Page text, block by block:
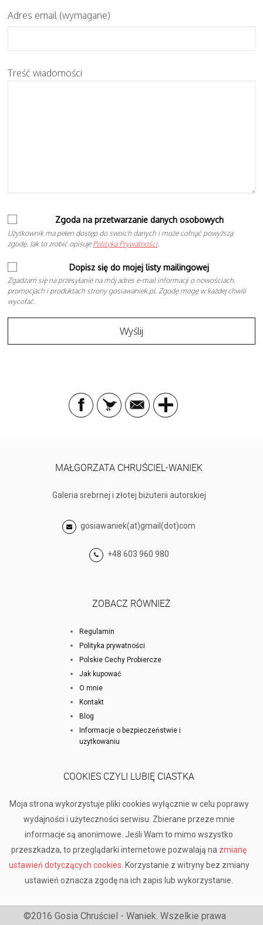
Adres email (wymagane)
Treść wiadomości
Zgoda na przetwarzanie danych osobowych
Użytkownik ma pełen dostęp do swoich danych i może cofnąć powyższą
zgodę. Jak to zrobić opisuje Polityka Prywatności.
Dopisz się do mojej listy mailingowej
Zgadzam się na przesyłanie na mój adres e-mail informacji o nowościach,
promocjach i produktach strony gosiawaniek.pl. Zgodę mogę w każdej chwili
wycofać.
MAŁGORZATA CHRUŚCIEL-WANIEK
Galeria srebrnej i złotej biżuterii autorskiej
gosiawaniek(at)gmail(dot)com
+48 603 960 980
ZOBACZ RÓWNIEŻ
Regulamin
Polityka prywatności
Polskie Cechy Probiercze
Jak kupować
O mnie
Kontakt
Blog
Informacje o bezpieczeństwie i
użytkowaniu
COOKIES CZYLI LUBIĘ CIASTKA
Moja strona wykorzystuje pliki cookies wyłącznie w celu poprawy
wydajności i użyteczności serwisu. Zbierane przeze mnie
informacje są anonimowe. Jeśli Wam to mimo wszystko
przeszkadza, to przeglądarki internetowe pozwalają na zmianę
ustawień dotyczących cookies . Korzystanie z witryny bez zmiany
ustawień oznacza zgodę na ich zapis lub wykorzystanie.
©2016 Gosia Chruściel - Waniek. Wszelkie prawa